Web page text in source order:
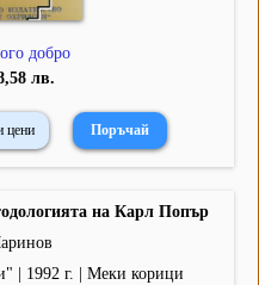
добро
лв.
цени
на Карл Попър
| 1992 г. | Меки корици